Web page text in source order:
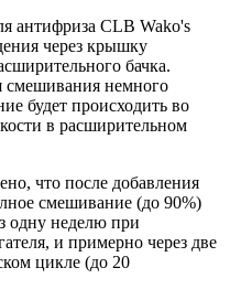
антифриза CLB Wako's
через крышку
бачка.
смешивания немного
будет происходить во
в расширительном
что после добавления
смешивание (до 90%)
одну неделю при
и примерно через две
цикле (до 20